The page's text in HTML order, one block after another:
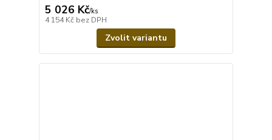
5 026 Kč/ks
4 154 Kč bez DPH
Zvolit variantu